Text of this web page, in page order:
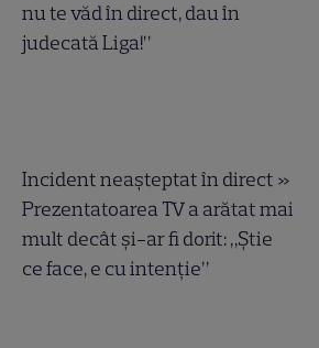
nu te văd în direct, dau în
judecată Liga!”
Incident neașteptat în direct »
Prezentatoarea TV a arătat mai
mult decât și-ar fi dorit: „Știe
ce face, e cu intenție”